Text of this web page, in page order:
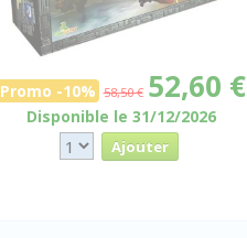
Promo -10% 58,50 € 52,60 €
Disponible le 31/12/2026